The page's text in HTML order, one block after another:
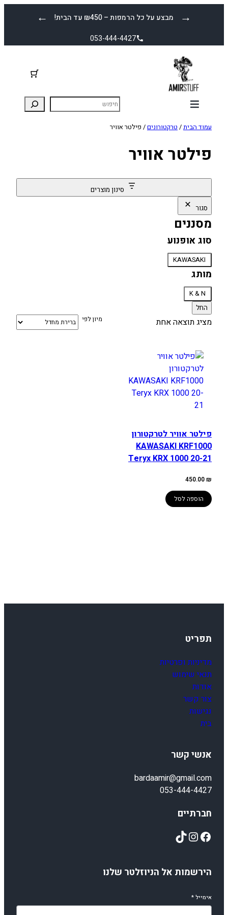
← מבצע על כל הרמפות – ₪450 עד הבית! →
053-444-4427
עמוד הבית/ טרקטורונים/ פילטר אוויר
פילטר אוויר
סינון מוצרים
סגור
מסננים
סוג אופנוע
סוג
אופנוע
KAWASAKI
מותג
מותג
K & N
החל
מציג תוצאה אחת מיון לפי
פילטר אוויר לטרקטורון
KAWASAKI KRF1000
Teryx KRX 1000 20-21
450.00₪
הוספה לסל
תפריט
מדיניות ופרטיות
תנאי שימוש
אודות
צור קשר
נגישות
בית
אנשי קשר
bardaamir@gmail.com
053-444-4427
חברתיים
Facebook
Instagram
TikTok
הירשמות אל הניוזלטר שלנו
אימייל*